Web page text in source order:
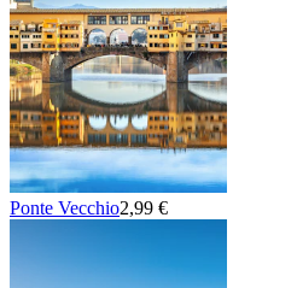
Ponte Vecchio2,99 €